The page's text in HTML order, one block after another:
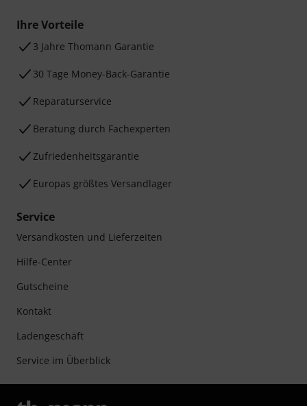
Ihre Vorteile
3 Jahre Thomann Garantie
30 Tage Money-Back-Garantie
Reparaturservice
Beratung durch Fachexperten
Zufriedenheitsgarantie
Europas größtes Versandlager
Service
Versandkosten und Lieferzeiten
Hilfe-Center
Gutscheine
Kontakt
Ladengeschäft
Service im Überblick